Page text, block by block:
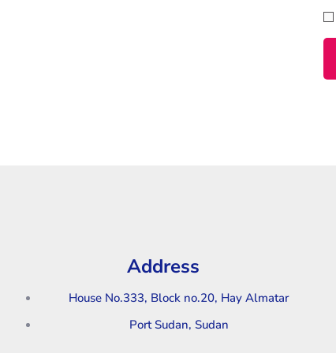
Address
House No.333, Block no.20, Hay Almatar
Port Sudan, Sudan